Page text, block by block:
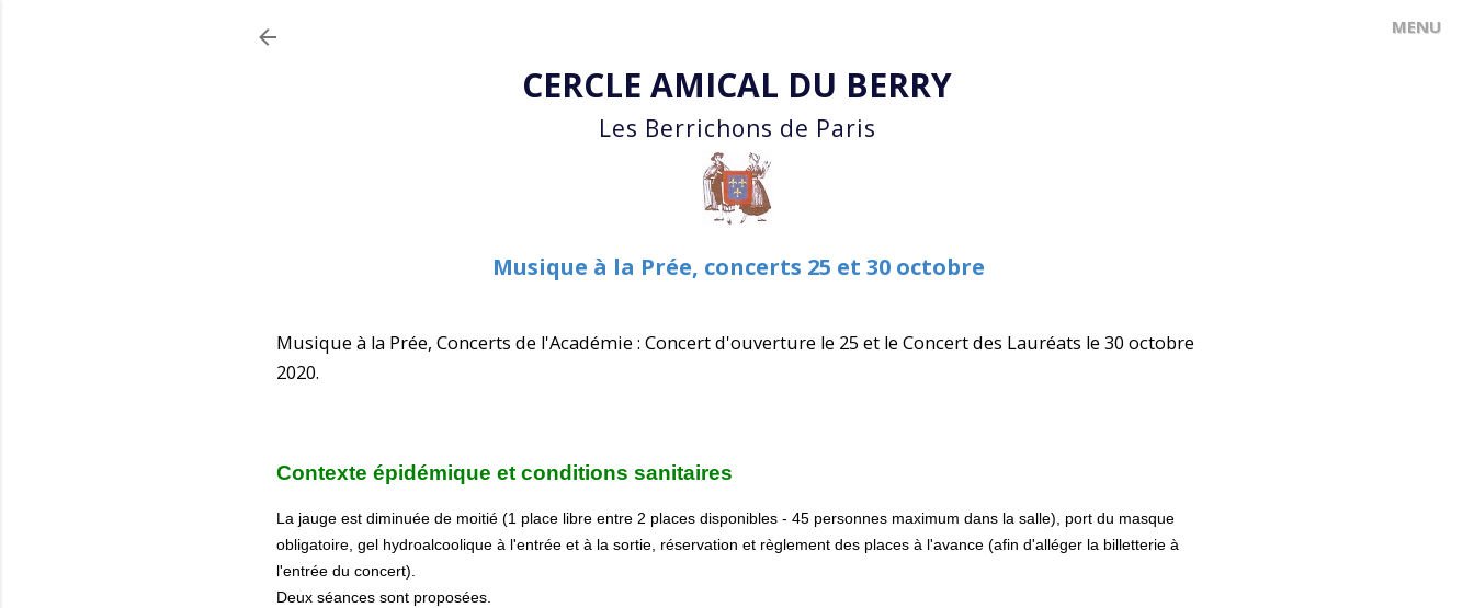
CERCLE AMICAL DU BERRY
Les Berrichons de Paris
Musique à la Prée, concerts 25 et 30 octobre
Musique à la Prée, Concerts de l'Académie : Concert d'ouverture le 25 et le Concert des Lauréats le 30 octobre
2020.
Contexte épidémique et conditions sanitaires
La jauge est diminuée de moitié (1 place libre entre 2 places disponibles - 45 personnes maximum dans la salle), port du masque
obligatoire, gel hydroalcoolique à l'entrée et à la sortie, réservation et règlement des places à l'avance (afin d'alléger la billetterie à
l'entrée du concert).
Deux séances sont proposées.